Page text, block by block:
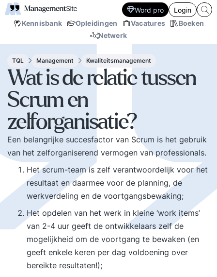
Kennisbank Opleidingen Vacatures
Boeken
Netwerk
Word pro Login
TQL Management Kwaliteitsmanagement
Wat is de relatie tussen
Scrum en
zelforganisatie?
Een belangrijke succesfactor van Scrum is het gebruik
van het zelforganiserend vermogen van professionals.
Het scrum-team is zelf verantwoordelijk voor het
resultaat en daarmee voor de planning, de
werkverdeling en de voortgangsbewaking;
Het opdelen van het werk in kleine ‘work items’
van 2-4 uur geeft de ontwikkelaars zelf de
mogelijkheid om de voortgang te bewaken (en
geeft enkele keren per dag voldoening over
bereikte resultaten!);